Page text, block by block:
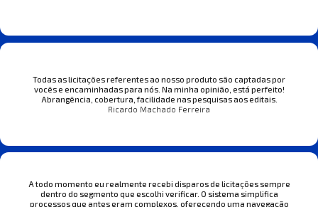
Todas as licitações referentes ao nosso produto são captadas por
vocês e encaminhadas para nós. Na minha opinião, está perfeito!
Abrangência, cobertura, facilidade nas pesquisas aos editais.
Ricardo Machado Ferreira
A todo momento eu realmente recebi disparos de licitações sempre
dentro do segmento que escolhi verificar. O sistema simplifica
processos que antes eram complexos, oferecendo uma navegação